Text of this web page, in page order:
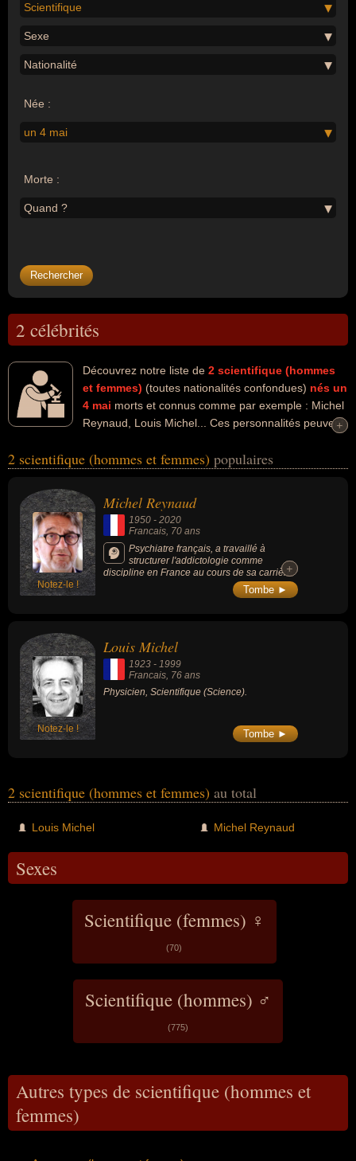
Scientifique
Sexe
Nationalité
Née :
un 4 mai
Morte :
Quand ?
2 célébrités
Découvrez notre liste de 2 scientifique (hommes
et femmes) (toutes nationalités confondues) nés un
4 mai morts et connus comme par exemple : Michel
Reynaud, Louis Michel... Ces personnalités peuvent
psychiatrie ou de la science. Ces célébrités peuvent également
concerne leurs nationalités au moment de leurs morts, ils peuvent
avoir été francais par exemple.
+
+
2 scientifique (hommes et femmes) populaires
Notez-le !
Michel Reynaud
1950 - 2020
Francais, 70 ans
Psychiatre français, a travaillé à
structurer l'addictologie comme
discipline en France au cours de sa carrière
universitaire, puis en créant le Fonds Actions
Addictions et le portail Addict'Aide : le village
+
+
Tombe ►
Notez-le !
Louis Michel
1923 - 1999
Francais , 76 ans
Physicien, Scientifique (Science).
Tombe ►
2 scientifique (hommes et femmes) au total
Louis Michel Michel Reynaud
Sexes
Scientifique (femmes) ♀
(70)
Scientifique (hommes) ♂
(775)
Autres types de scientifique (hommes et
femmes)